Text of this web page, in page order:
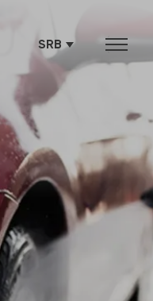
SRB